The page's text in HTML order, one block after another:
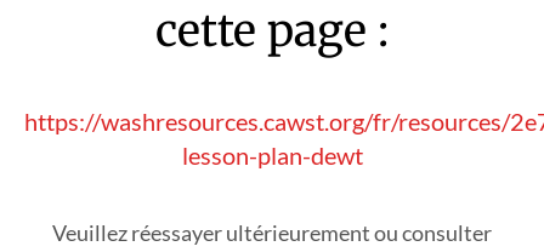
cette page :
https://washresources.cawst.org/fr/resources/
lesson-plan-dewt
Veuillez réessayer ultérieurement ou consulter